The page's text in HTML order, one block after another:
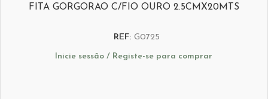
FITA GORGORAO C/FIO OURO 2.5CMX20MTS
REF: G0725
Inicie sessão / Registe-se para comprar